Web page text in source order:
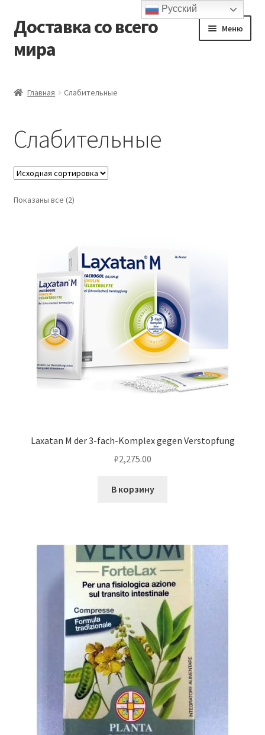
Перейти
к
навигации
Перейти
к
содержимому
Доставка со всего
мира
Меню
Корзина
Мой аккаунт
Оформление заказа
Главная Слабительные
Слабительные
Показаны все (2)
Laxatan M der 3-fach-Komplex gegen Verstopfung
₽2,275.00
В корзину
Русский